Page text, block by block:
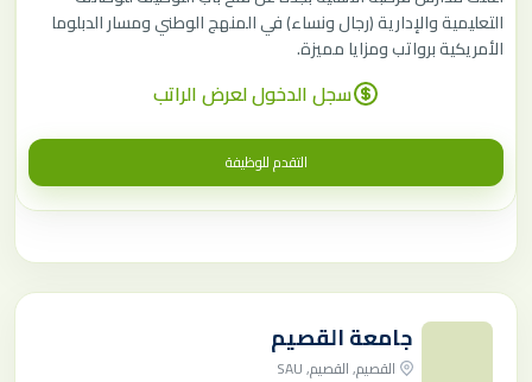
التعليمية والإدارية (رجال ونساء) في المنهج الوطني ومسار الدبلوما
الأمريكية برواتب ومزايا مميزة.
سجل الدخول لعرض الراتب
التقدم للوظيفة
جامعة القصيم
القصيم, القصيم, SAU